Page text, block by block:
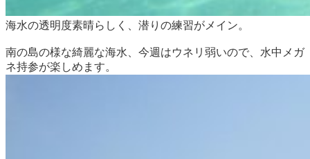
海水の透明度素晴らしく、潜りの練習がメイン。
南の島の様な綺麗な海水、今週はウネリ弱いので、水中メガ
ネ持参が楽しめます。